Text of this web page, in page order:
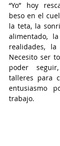
“Yo” hoy
beso en el
la teta, la
alimentado,
realidades, la
Necesito ser
poder
talleres para
entusiasmo
trabajo.